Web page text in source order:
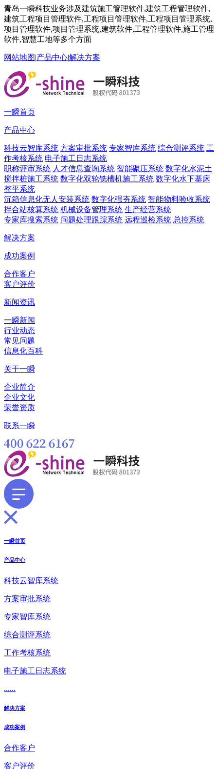
青岛一瞬科技业务涉及建筑施工管理软件,建筑工程管理软件,
建筑工程项目管理软件,工程项目管理软件,工程项目管理系统,
项目管理软件,项目管理系统,建筑软件,工程管理软件,施工管理
软件,智慧工地等多个方面
网站地图|产品中心|解决方案
一瞬首页
产品中心
科技云智库系统 方案审批系统 专家智库系统 综合测评系统 工
作考核系统 电子施工日志系统
职称评审系统 人才信息查询系统 智能碾压系统 数字化水泥土
搅拌桩施工系统 数字化双轮铣槽机施工系统 数字化水下基床
整平系统
沉箱信息化无人安装系统 数字化强夯系统 智能物料验收系统
拌合站核算系统 机械设备管理系统 生产经营系统
专家库搜索系统 问题处理跟踪系统 远程巡检系统 总控系统
解决方案
成功案例
合作客户
客户评价
新闻资讯
一瞬新闻
行业动态
常见问题
信息化百科
关于一瞬
企业简介
企业文化
荣誉资质
联系一瞬
一瞬首页
产品中心
科技云智库系统
方案审批系统
专家智库系统
综合测评系统
工作考核系统
电子施工日志系统
......
解决方案
成功案例
合作客户
客户评价